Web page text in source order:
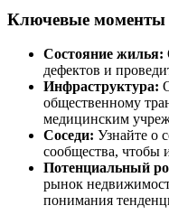
Ключевые моменты
Состояние жилья:
дефектов и
Инфраструктура:
общественному
медицинским
Соседи: Узнайте о
сообщества, чтобы
Потенциальный
рынок
понимания